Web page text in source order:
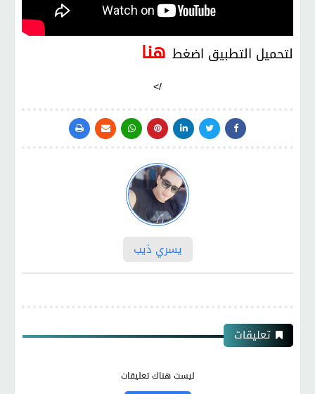
لتحميل التطبيق اضغط هنا
/>
يسري ذيب
تعليقات
ليست هناك تعليقات